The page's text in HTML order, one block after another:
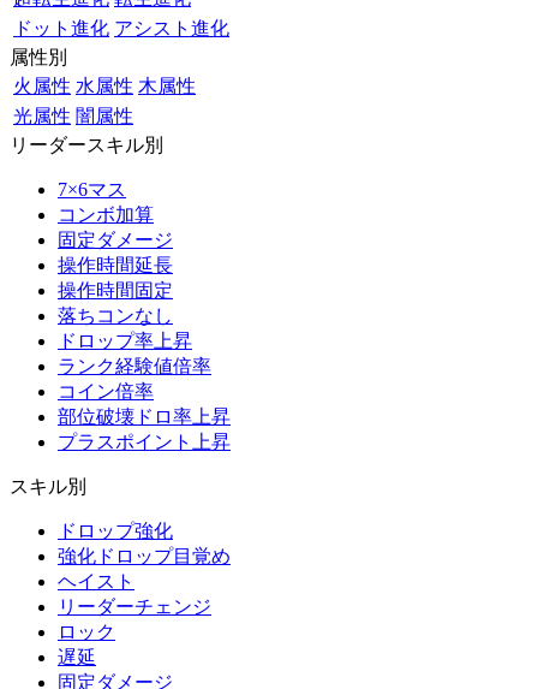
ドット進化 アシスト進化
属性別
火属性 水属性 木属性
光属性 闇属性
リーダースキル別
7×6マス
コンボ加算
固定ダメージ
操作時間延長
操作時間固定
落ちコンなし
ドロップ率上昇
ランク経験値倍率
コイン倍率
部位破壊ドロ率上昇
プラスポイント上昇
スキル別
ドロップ強化
強化ドロップ目覚め
ヘイスト
リーダーチェンジ
ロック
遅延
固定ダメージ